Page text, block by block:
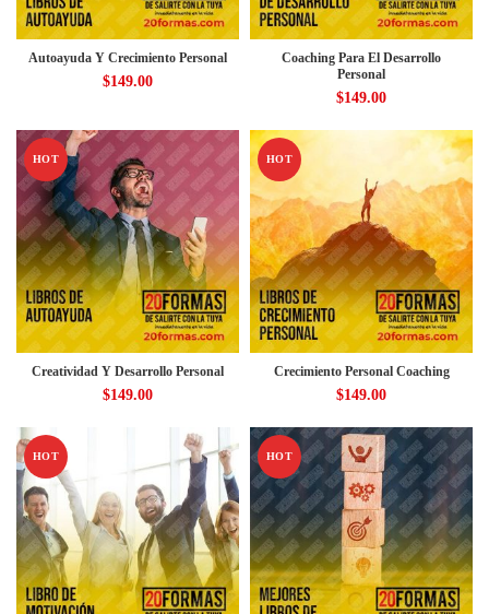
Autoayuda Y Crecimiento Personal
$149.00
Coaching Para El Desarrollo
Personal
$149.00
HOT
Creatividad Y Desarrollo Personal
$149.00
HOT
Crecimiento Personal Coaching
$149.00
HOT HOT